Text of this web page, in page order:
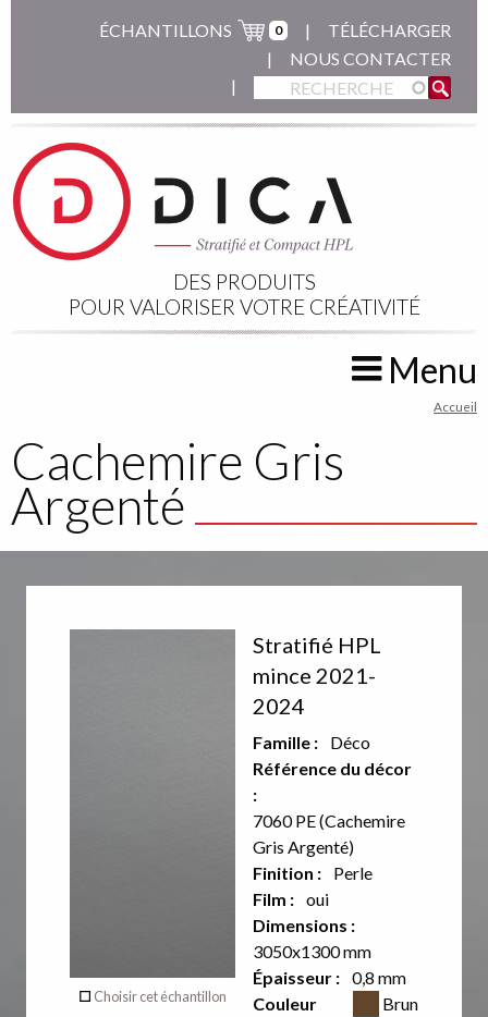
ÉCHANTILLONS 0
TÉLÉCHARGER
NOUS CONTACTER
DES PRODUITS
POUR VALORISER VOTRE CRÉATIVITÉ
Menu
are
here
Accueil
Cachemire Gris
Argenté
Choisir cet échantillon
Stratifié HPL
mince 2021-
2024
Famille :
Déco
Référence du décor
:
7060 PE (Cachemire
Gris Argenté)
Finition :
Perle
Film : oui
Dimensions :
3050x1300 mm
Épaisseur : 0,8 mm
Couleur
Couleur CSS
Brun